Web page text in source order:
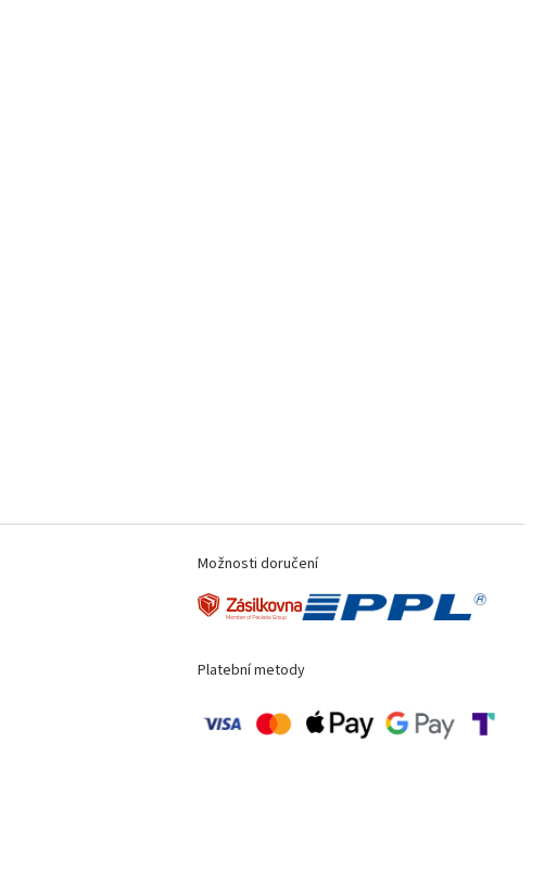
Možnosti doručení
Platební metody